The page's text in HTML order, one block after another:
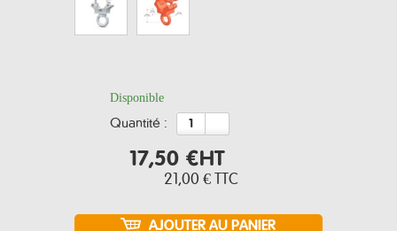
Disponible
quantité :
17,50 €HT
21,00 € TTC